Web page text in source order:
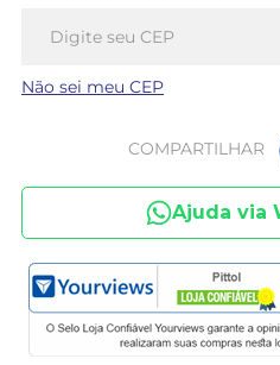
Não sei meu CEP
COMPARTILHAR
Ajuda via